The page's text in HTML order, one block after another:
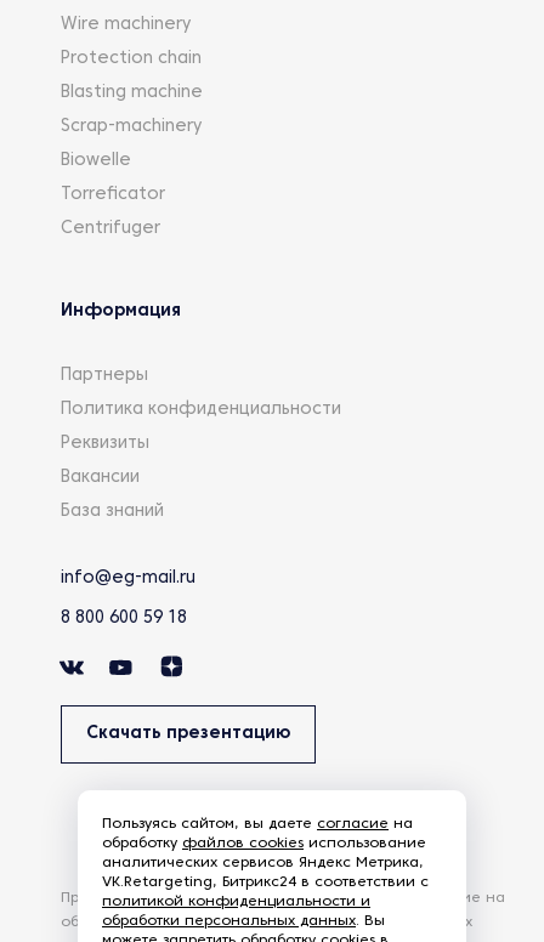
Wire machinery
Protection chain
Blasting machine
Scrap-machinery
Biowelle
Torreficator
Centrifuger
Информация
Партнеры
Политика конфиденциальности
Реквизиты
Вакансии
База знаний
info@eg-mail.ru
8 800 600 59 18
Скачать презентацию
Продолжая использовать наш сайт, вы даете согласие на
обработку файлов Cookies и других пользовательских
Пользуясь сайтом, вы даете согласие на
обработку файлов cookies использование
аналитических сервисов Яндекс Метрика,
VK.Retargeting, Битрикс24 в соответствии с
политикой конфиденциальности и
обработки персональных данных. Вы